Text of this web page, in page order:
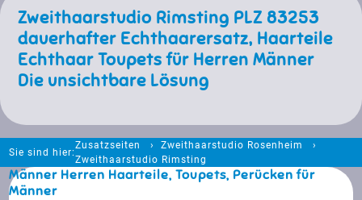
Zweithaarstudio Rimsting PLZ 83253
dauerhafter Echthaarersatz, Haarteile
Echthaar Toupets für Herren Männer
Die unsichtbare Lösung
Sie sind hier:
Zusatzseiten
Zweithaarstudio Rosenheim
Zweithaarstudio Rimsting
Männer Herren Haarteile, Toupets, Perücken für
Männer